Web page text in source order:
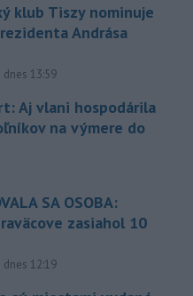
klub Tiszy nominuje
Andrása
aktualizované
dnes 13:59
Aj vlani hospodárila
na výmere do
SA OSOBA:
zasiahol 10
aktualizované
dnes 12:19